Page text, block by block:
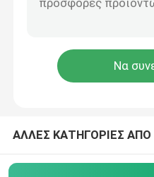
Μαξιλάρι
ΑΛΛΕΣ ΚΑΤΗΓΟΡΙΕΣ